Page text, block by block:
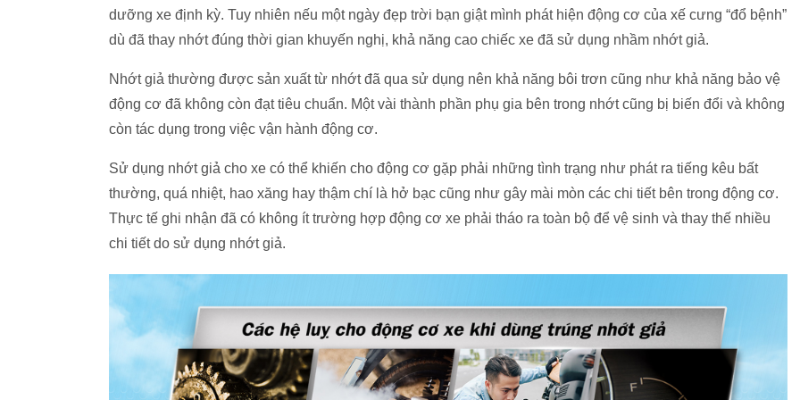
dưỡng xe định kỳ. Tuy nhiên nếu một ngày đẹp trời bạn giật mình phát hiện động cơ của xế cưng “đổ bệnh”
dù đã thay nhớt đúng thời gian khuyến nghị, khả năng cao chiếc xe đã sử dụng nhầm nhớt giả.
Nhớt giả thường được sản xuất từ nhớt đã qua sử dụng nên khả năng bôi trơn cũng như khả năng bảo vệ
động cơ đã không còn đạt tiêu chuẩn. Một vài thành phần phụ gia bên trong nhớt cũng bị biến đổi và không
còn tác dụng trong việc vận hành động cơ.
Sử dụng nhớt giả cho xe có thể khiến cho động cơ gặp phải những tình trạng như phát ra tiếng kêu bất
thường, quá nhiệt, hao xăng hay thậm chí là hở bạc cũng như gây mài mòn các chi tiết bên trong động cơ.
Thực tế ghi nhận đã có không ít trường hợp động cơ xe phải tháo ra toàn bộ để vệ sinh và thay thế nhiều
chi tiết do sử dụng nhớt giả.